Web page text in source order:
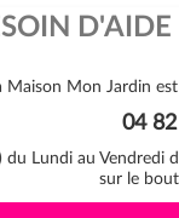
D'AIDE
Maison Mon Jardin
04
Lundi au
sur le